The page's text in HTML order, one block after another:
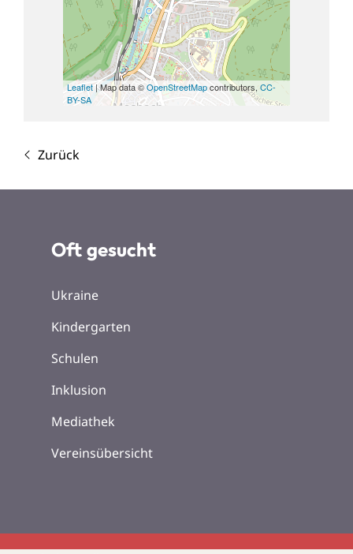
Leaflet| Map data ©OpenStreetMapcontributors, CC-
BY-SA
Zurück
Oft gesucht
Ukraine
Kindergarten
Schulen
Inklusion
Mediathek
Vereinsübersicht